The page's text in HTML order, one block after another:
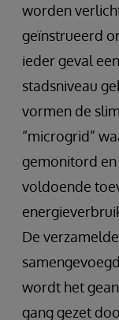
worden
geïnstrueerd
ieder geval
stadsniveau
vormen de
“microgrid”
gemonitord
voldoende
De
wordt het
gang gezet